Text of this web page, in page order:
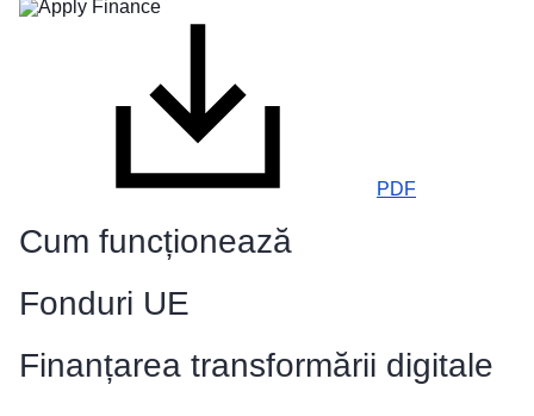
PDF
Cum funcționează
Fonduri UE
Finanțarea transformării digitale